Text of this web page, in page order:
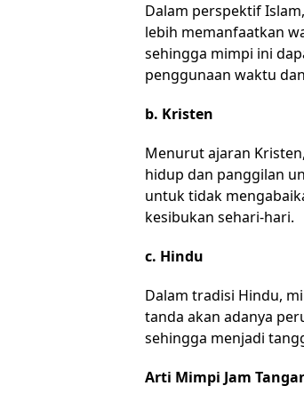
Dalam perspektif
lebih memanfaatkan
sehingga mimpi ini
penggunaan waktu
b. Kristen
Menurut ajaran
hidup dan panggilan
untuk tidak
kesibukan sehari-hari.
c. Hindu
Dalam tradisi Hindu,
tanda akan adanya
sehingga menjadi
Arti Mimpi Jam